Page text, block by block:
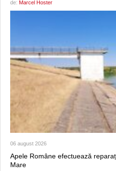
de: Marcel Hoster
06 august 2026
Apele Române efectuează
Mare